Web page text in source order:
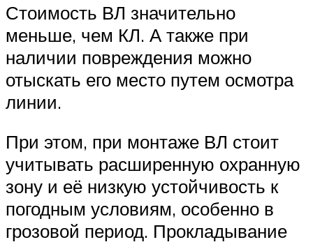
Стоимость ВЛ значительно
меньше, чем КЛ. А также при
наличии повреждения можно
отыскать его место путем осмотра
линии.
При этом, при монтаже ВЛ стоит
учитывать расширенную охранную
зону и её низкую устойчивость к
погодным условиям, особенно в
грозовой период. Прокладывание